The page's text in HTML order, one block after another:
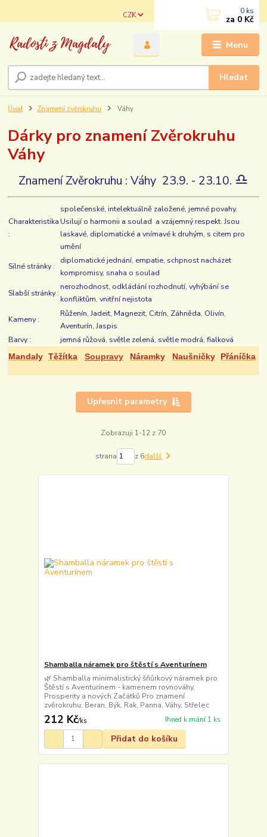
Menu
CZK
Hledat
0 ks
za 0 Kč
Úvod Znamení zvěrokruhu Váhy
Dárky pro znamení Zvěrokruhu
Váhy
Znamení Zvěrokruhu : Váhy 23.9. - 23.10. ♎️
Charakteristika
:
společenské, intelektuálně založené, jemné povahy.
Usilují o harmonii a soulad a vzájemný respekt. Jsou
laskavé, diplomatické a vnímavé k druhým, s citem pro
umění
Silné stránky :
diplomatické jednání, empatie, schpnost nacházet
kompromisy, snaha o soulad
Slabší stránky :
nerozhodnost, odkládání rozhodnutí,vyhýbání se
konfliktům, vnitřní nejistota
Kameny :
Růženín, Jadeit, Magnezit, Citrín, Záhněda, Olivín,
Aventurín, Jaspis
Barvy :
jemná růžová, světle zelená, světle modrá, fialková
Mandaly Těžítka Soupravy Náramky Naušničky Přáníčka
Upřesnit parametry
Zobrazuji 1-12 z 70
strana z 6další
Shamballa náramek pro štěstí s Aventurínem
🌿 Shamballa minimalistický šňůrkový náramek pro
Štěstí s Aventurínem - kamenem rovnováhy,
Prosperity a nových Začátků Pro znamení
zvěrokruhu: Beran, Býk, Rak, Panna, Váhy, Střelec
212 Kč/ks Ihned k mání 1 ks
Přidat do košíku